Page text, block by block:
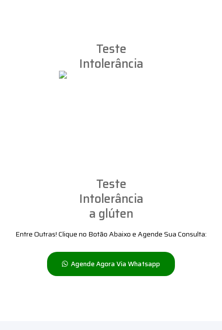
Teste
Intolerância
Teste
Intolerância
a glúten
Entre Outras! Clique no Botão Abaixo e Agende Sua Consulta:
Agende Agora Via Whatsapp